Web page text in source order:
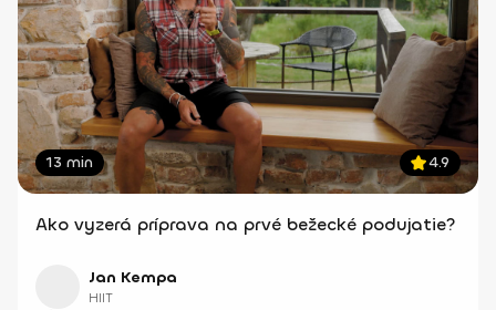
13 min 4.9
Ako vyzerá príprava na prvé bežecké podujatie?
Jan Kempa
HIIT